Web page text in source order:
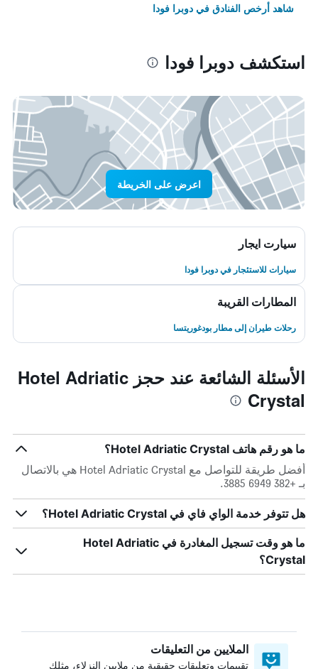
شاهد أرخص الفنادق في دوبرا فودا
استكشف دوبرا فودا
اعرض على الخريطة
سيارت ايجار
سيارات للاستئجار في دوبرا فودا
المطارات القريبة
رحلات طيران إلى مطار بودغوريتسا
الأسئلة الشائعة عند حجز Hotel Adriatic
Crystal
ما هو رقم هاتف Hotel Adriatic Crystal؟
أفضل طريقة للتواصل مع Hotel Adriatic Crystal هي بالاتصال
بـ +382 6949 3885.
هل تتوفر خدمة الواي فاي في Hotel Adriatic Crystal؟
ما هو وقت تسجيل المغادرة في Hotel Adriatic
Crystal؟
الملايين من التعليقات
تقييمات وتعليقات حقيقية من ملايين النزلاء، مثلك